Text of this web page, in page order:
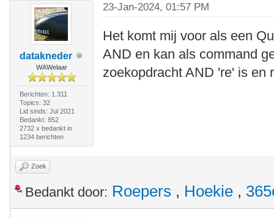
datakneder
WAWelaar
Berichten: 1.311
Topics: 32
Lid sinds: Jul 2021
Bedankt: 852
2732 x bedankt in
1234 berichten
23-Jan-2024, 01:57 PM
Het komt mij voor als een
AND en kan als command
zoekopdracht AND 're' is en
Zoek
Bedankt door: Roepers , Hoekie ,